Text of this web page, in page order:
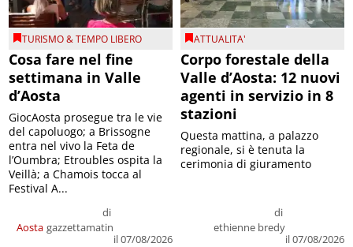
TURISMO & TEMPO LIBERO
Cosa fare nel fine
settimana in Valle
d’Aosta
Aosta
di
gazzettamatin
il 07/08/2026
GiocAosta prosegue tra le vie
del capoluogo; a Brissogne
entra nel vivo la Feta de
l’Oumbra; Etroubles ospita la
Veillà; a Chamois tocca al
Festival A...
ATTUALITA'
Corpo forestale della
Valle d’Aosta: 12 nuovi
agenti in servizio in 8
stazioni
di
ethienne bredy
il 07/08/2026
Questa mattina, a palazzo
regionale, si è tenuta la
cerimonia di giuramento